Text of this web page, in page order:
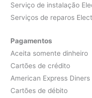
Serviço de instalação
Serviços de reparos
Pagamentos
Aceita somente dinheiro
Cartões de crédito
American Express
Cartões de débito